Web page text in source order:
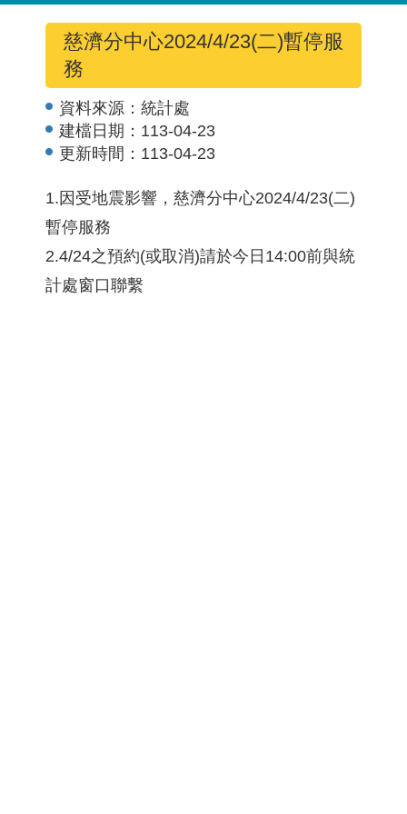
慈濟分中心2024/4/23(二)暫停服
務
資料來源： 統計處
建檔日期： 113-04-23
更新時間： 113-04-23
1.因受地震影響，慈濟分中心2024/4/23(二)
暫停服務
2.4/24之預約(或取消)請於今日14:00前與統
計處窗口聯繫